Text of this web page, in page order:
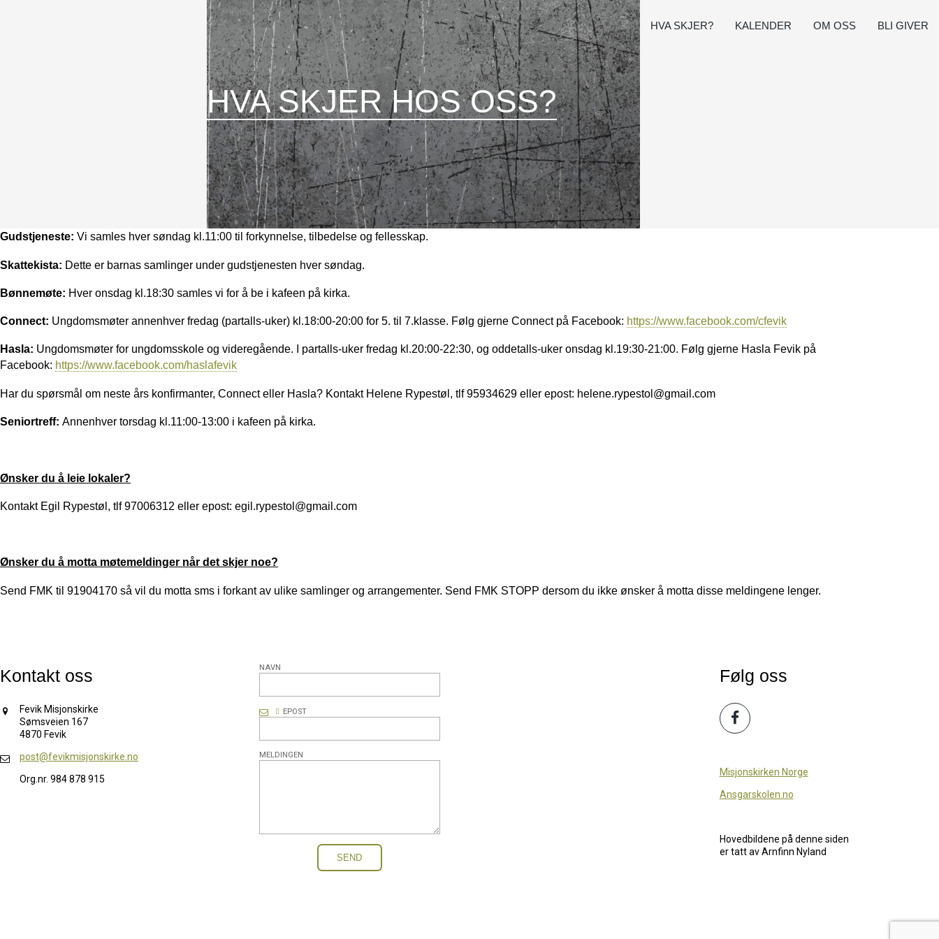
HVA SKJER? KALENDER OM OSS BLI GIVER
HVA SKJER HOS OSS?
Gudstjeneste: Vi samles hver søndag kl.11:00 til forkynnelse, tilbedelse og fellesskap.
Skattekista: Dette er barnas samlinger under gudstjenesten hver søndag.
Bønnemøte: Hver onsdag kl.18:30 samles vi for å be i kafeen på kirka.
Connect: Ungdomsmøter annenhver fredag (partalls-uker) kl.18:00-20:00 for 5. til 7.klasse. Følg gjerne Connect på Facebook: https://www.facebook.com/cfevik
Hasla: Ungdomsmøter for ungdomsskole og videregående. I partalls-uker fredag kl.20:00-22:30, og oddetalls-uker onsdag kl.19:30-21:00. Følg gjerne Hasla Fevik på
Facebook: https://www.facebook.com/haslafevik
Har du spørsmål om neste års konfirmanter, Connect eller Hasla? Kontakt Helene Rypestøl, tlf 95934629 eller epost: helene.rypestol@gmail.com
Seniortreff: Annenhver torsdag kl.11:00-13:00 i kafeen på kirka.
Ønsker du å leie lokaler?
Kontakt Egil Rypestøl, tlf 97006312 eller epost: egil.rypestol@gmail.com
Ønsker du å motta møtemeldinger når det skjer noe?
Send FMK til 91904170 så vil du motta sms i forkant av ulike samlinger og arrangementer. Send FMK STOPP dersom du ikke ønsker å motta disse meldingene lenger.
Kontakt oss
Fevik Misjonskirke
Sømsveien 167
4870 Fevik
post@fevikmisjonskirke.no
Org.nr. 984 878 915
NAVN
EPOST
MELDINGEN
Følg oss
Misjonskirken Norge
Ansgarskolen.no
Hovedbildene på denne siden
er tatt av Arnfinn Nyland